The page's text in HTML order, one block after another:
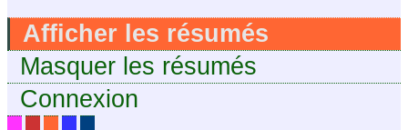
Afficher les résumés
Masquer les résumés
Connexion